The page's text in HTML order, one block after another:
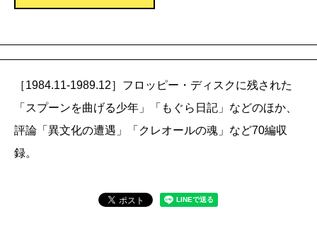
［1984.11-1989.12］フロッピー・ディスクに残された
「スプーンを曲げる少年」「もぐら日記」などのほか、
評論「異文化の遭遇」「クレオールの魂」など70編収
録。